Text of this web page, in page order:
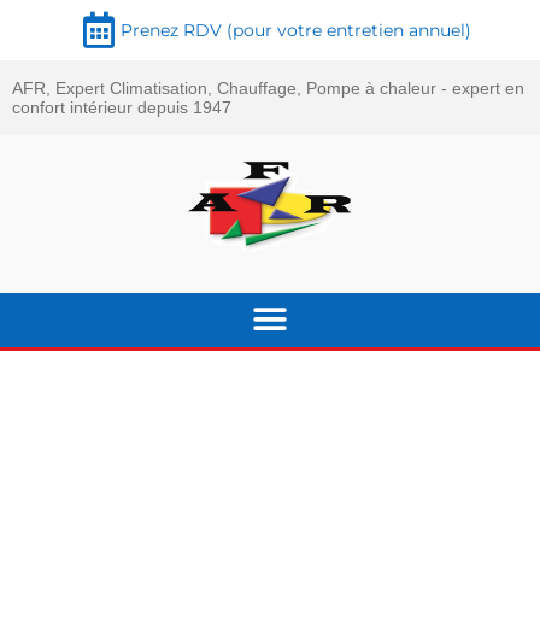
Prenez RDV (pour votre entretien annuel)
AFR, Expert Climatisation, Chauffage, Pompe à chaleur - expert en
confort intérieur depuis 1947